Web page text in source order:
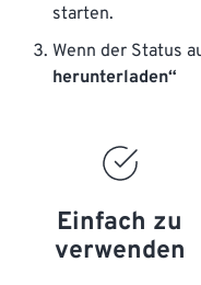
starten.
Wenn der Status
herunterladen“
Einfach zu
verwenden